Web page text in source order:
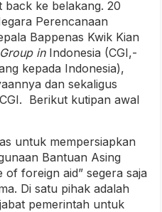
back ke belakang. 20
Perencanaan
Bappenas Kwik Kian
inIndonesia (CGI,-
kepada Indonesia),
dan sekaligus
Berikut kutipan awal
untuk mempersiapkan
Bantuan Asing
foreign aid” segera saja
Di satu pihak adalah
pemerintah untuk